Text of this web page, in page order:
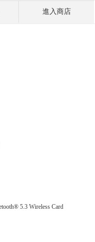
進入商店
5.3 Wireless Card